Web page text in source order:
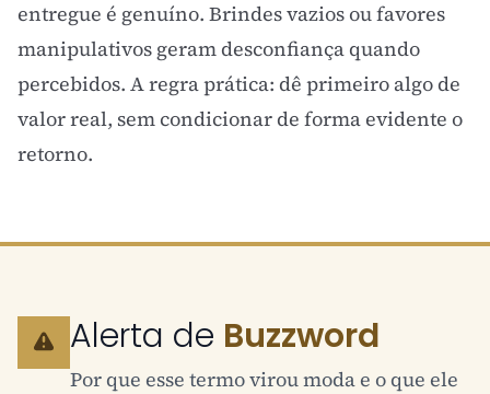
entregue é genuíno. Brindes vazios ou favores
manipulativos geram desconfiança quando
percebidos. A regra prática: dê primeiro algo de
valor real, sem condicionar de forma evidente o
retorno.
Alerta de Buzzword
Por que esse termo virou moda e o que ele